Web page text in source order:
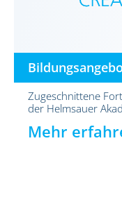
Zugeschnittene
der Helmsauer
Mehr